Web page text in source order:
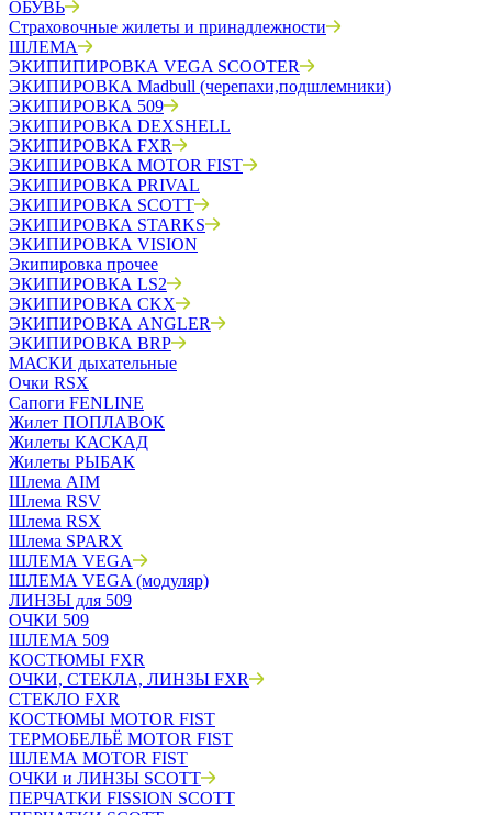
ОБУВЬ
Страховочные жилеты и принадлежности
ШЛЕМА
ЭКИПИПИРОВКА VEGA SCOOTER
ЭКИПИРОВКА Madbull (черепахи,подшлемники)
ЭКИПИРОВКА 509
ЭКИПИРОВКА DEXSHELL
ЭКИПИРОВКА FXR
ЭКИПИРОВКА MOTOR FIST
ЭКИПИРОВКА PRIVAL
ЭКИПИРОВКА SCOTT
ЭКИПИРОВКА STARKS
ЭКИПИРОВКА VISION
Экипировка прочее
ЭКИПИРОВКА LS2
ЭКИПИРОВКА CKX
ЭКИПИРОВКА ANGLER
ЭКИПИРОВКА BRP
МАСКИ дыхательные
Очки RSX
Сапоги FENLINE
Жилет ПОПЛАВОК
Жилеты КАСКАД
Жилеты РЫБАК
Шлема AIM
Шлема RSV
Шлема RSX
Шлема SPARX
ШЛЕМА VEGA
ШЛЕМА VEGA (модуляр)
ЛИНЗЫ для 509
ОЧКИ 509
ШЛЕМА 509
КОСТЮМЫ FXR
ОЧКИ, СТЕКЛА, ЛИНЗЫ FXR
СТЕКЛО FXR
КОСТЮМЫ MOTOR FIST
ТЕРМОБЕЛЬЁ MOTOR FIST
ШЛЕМА MOTOR FIST
ОЧКИ и ЛИНЗЫ SCOTT
ПЕРЧАТКИ FISSION SCOTT